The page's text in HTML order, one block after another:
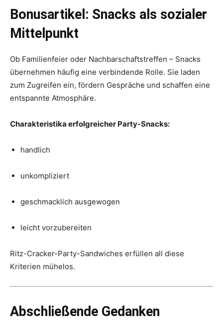
Bonusartikel: Snacks als sozialer
Mittelpunkt
Ob Familienfeier oder Nachbarschaftstreffen – Snacks
übernehmen häufig eine verbindende Rolle. Sie laden
zum Zugreifen ein, fördern Gespräche und schaffen eine
entspannte Atmosphäre.
Charakteristika erfolgreicher Party-Snacks:
handlich
unkompliziert
geschmacklich ausgewogen
leicht vorzubereiten
Ritz-Cracker-Party-Sandwiches erfüllen all diese
Kriterien mühelos.
Abschließende Gedanken